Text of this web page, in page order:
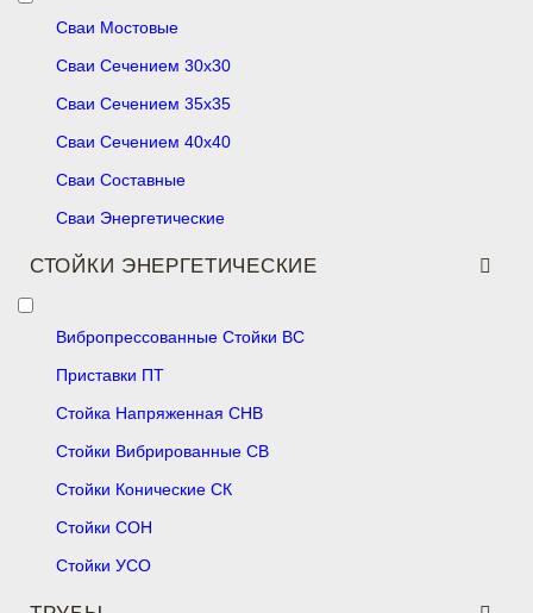
Сваи Мостовые
Сваи Сечением 30х30
Сваи Сечением 35х35
Сваи Сечением 40х40
Сваи Составные
Сваи Энергетические
СТОЙКИ ЭНЕРГЕТИЧЕСКИЕ
Вибропрессованные Стойки ВС
Приставки ПТ
Стойка Напряженная СНВ
Стойки Вибрированные СВ
Стойки Конические СК
Стойки СОН
Стойки УСО